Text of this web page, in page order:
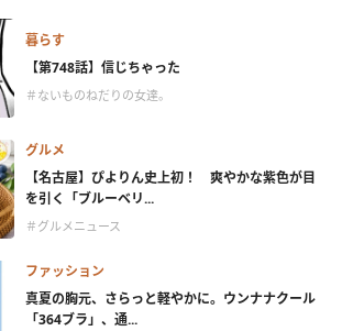
暮らす
【第748話】信じちゃった
＃ないものねだりの女達。
グルメ
【名古屋】ぴよりん史上初！ 爽やかな紫色が目
を引く「ブルーベリ...
＃グルメニュース
ファッション
真夏の胸元、さらっと軽やかに。ウンナナクール
「364ブラ」、通...